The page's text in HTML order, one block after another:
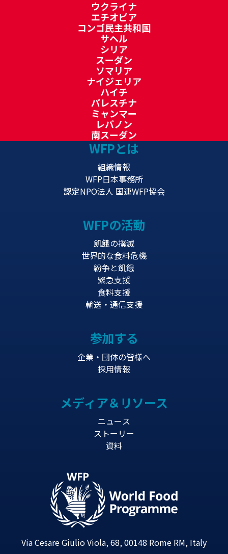
ウクライナ
エチオピア
コンゴ民主共和国
サヘル
シリア
スーダン
ソマリア
ナイジェリア
ハイチ
パレスチナ
ミャンマー
レバノン
南スーダン
WFPとは
組織情報
WFP日本事務所
認定NPO法人 国連WFP協会
WFPの活動
飢餓の撲滅
世界的な食料危機
紛争と飢餓
緊急支援
食料支援
輸送・通信支援
参加する
企業・団体の皆様へ
採用情報
メディア＆リソース
ニュース
ストーリー
資料
Via Cesare Giulio Viola, 68, 00148 Rome RM, Italy